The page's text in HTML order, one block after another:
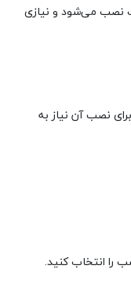
نصب می‌شود و نیازی
نصب آن نیاز به
را انتخاب کنید.